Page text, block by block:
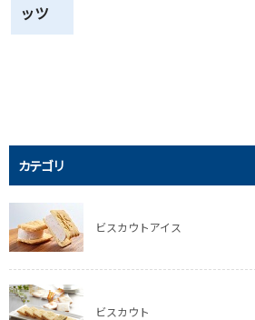
ッツ
カテゴリ
ビスカウトアイス
ビスカウト